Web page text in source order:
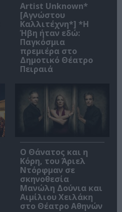
Artist Unknown*
[Αγνώστου
Καλλιτέχνη*] *Η
Ήβη ήταν εδώ:
Παγκόσμια
πρεμιέρα στο
Δημοτικό Θέατρο
Πειραιά
Ο Θάνατος και η
Κόρη, του Άριελ
Ντόρφμαν σε
σκηνοθεσία
Μανώλη Δούνια και
Αιμίλιου Χειλάκη
στο Θέατρο Αθηνών